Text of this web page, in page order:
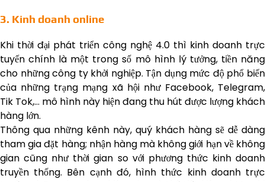
3. Kinh doanh online
Khi thời đại phát triển công nghệ 4.0 thì kinh doanh trực
tuyến chính là một trong số mô hình lý tưởng, tiền năng
cho những công ty khởi nghiệp. Tận dụng mức độ phổ biến
của những trạng mạng xã hội như Facebook, Telegram,
Tik Tok,… mô hình này hiện đang thu hút được lượng khách
hàng lớn.
Thông qua những kênh này, quý khách hàng sẽ dễ dàng
tham gia đặt hàng; nhận hàng mà không giới hạn về không
gian cũng như thời gian so với phương thức kinh doanh
truyền thống. Bên cạnh đó, hình thức kinh doanh trực